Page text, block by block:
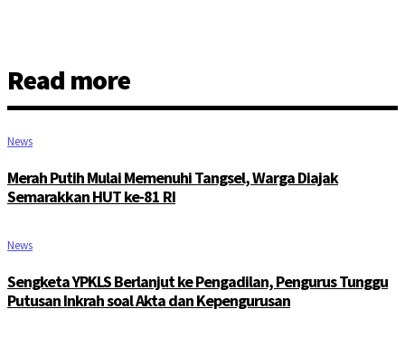
Read more
News
Merah Putih Mulai Memenuhi Tangsel, Warga Diajak
Semarakkan HUT ke-81 RI
News
Sengketa YPKLS Berlanjut ke Pengadilan, Pengurus Tunggu
Putusan Inkrah soal Akta dan Kepengurusan